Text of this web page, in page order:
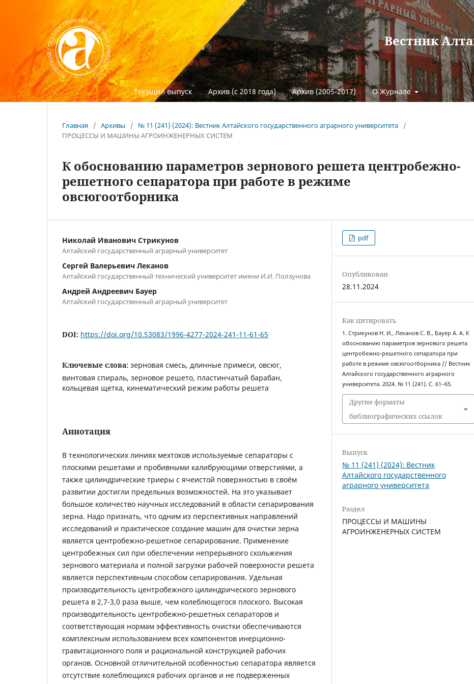
Вестник
Текущий выпуск Архив (с 2018 года) Архив (2005-2017) О Журнале
Главная / Архивы / № 11 (241) (2024): Вестник Алтайского государственного аграрного университета
/
ПРОЦЕССЫ И МАШИНЫ АГРОИНЖЕНЕРНЫХ СИСТЕМ
К обоснованию параметров зернового решета центробежно-
решетного сепаратора при работе в режиме
овсюгоотборника
Николай Иванович Стрикунов
Алтайский государственный аграрный университет
Сергей Валерьевич Леканов
Алтайский государственный технический университет имени И.И. Ползунова
Андрей Андреевич Бауер
Алтайский государственный аграрный университет
DOI: https://doi.org/10.53083/1996-4277-2024-241-11-61-65
Ключевые слова: зерновая смесь, длинные примеси, овсюг,
винтовая спираль, зерновое решето, пластинчатый барабан,
кольцевая щетка, кинематический режим работы решета
Аннотация
В технологических линиях мехтоков используемые сепараторы с
плоскими решетами и пробивными калибрующими отверстиями, а
также цилиндрические триеры с ячеистой поверхностью в своём
развитии достигли предельных возможностей. На это указывает
большое количество научных исследований в области сепарирования
зерна. Надо признать, что одним из перспективных направлений
исследований и практическое создание машин для очистки зерна
является центробежно-решетное сепарирование. Применение
центробежных сил при обеспечении непрерывного скольжения
зернового материала и полной загрузки рабочей поверхности решета
является перспективным способом сепарирования. Удельная
производительность центробежного цилиндрического зернового
решета в 2,7-3,0 раза выше, чем колеблющегося плоского. Высокая
производительность центробежно-решетных сепараторов и
соответствующая нормам эффективность очистки обеспечиваются
комплексным использованием всех компонентов инерционно-
гравитационного поля и рациональной конструкцией рабочих
органов. Основной отличительной особенностью сепаратора является
отсутствие колеблющихся рабочих органов и не подверженных
pdf
Опубликован
28.11.2024
Как цитировать
1. Стрикунов Н. И., Леканов С. В., Бауер А. А. К
обоснованию параметров зернового решета
центробежно-решетного сепаратора при
работе в режиме овсюгоотборника // Вестник
Алтайского государственного аграрного
университета. 2024. № 11 (241). С. 61–65.
Другие форматы
библиографических ссылок
Выпуск
№ 11 (241) (2024): Вестник
Алтайского государственного
аграрного университета
Раздел
ПРОЦЕССЫ И МАШИНЫ
АГРОИНЖЕНЕРНЫХ СИСТЕМ